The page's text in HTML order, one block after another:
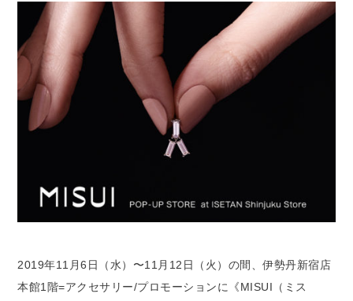
2019年11月6日（水）〜11月12日（火）の間、伊勢丹新宿店
本館1階=アクセサリー/プロモーションに《MISUI（ミス